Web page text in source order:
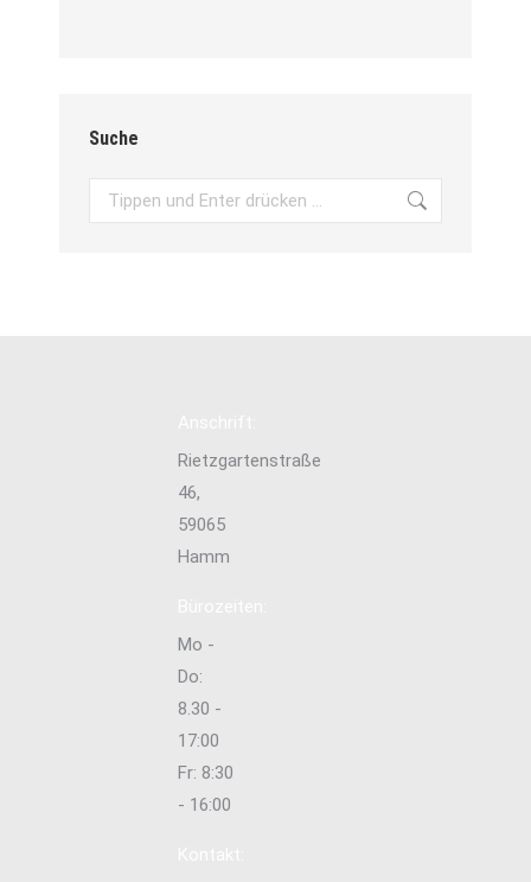
Suche
Search:
Rietzgartenstraße
46,
59065
Hamm
Mo -
Do:
8.30 -
17:00
Fr: 8:30
- 16:00